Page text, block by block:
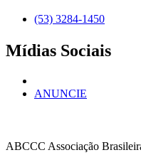
(53) 3284-1450
Mídias Sociais
ANUNCIE
ABCCC Associação